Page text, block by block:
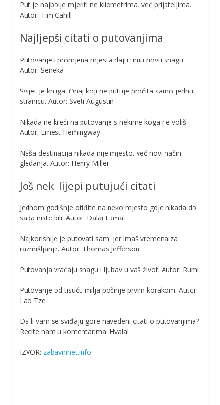
Put je najbolje mjeriti ne kilometrima, već prijateljima.
Autor: Tim Cahill
Najljepši citati o putovanjima
Putovanje i promjena mjesta daju umu novu snagu.
Autor: Seneka
Svijet je knjiga. Onaj koji ne putuje pročita samo jednu
stranicu. Autor: Sveti Augustin
Nikada ne kreći na putovanje s nekime koga ne voliš.
Autor: Ernest Hemingway
Naša destinacija nikada nije mjesto, već novi način
gledanja. Autor: Henry Miller
Još neki lijepi putujući citati
Jednom godišnje otiđite na neko mjesto gdje nikada do
sada niste bili. Autor: Dalai Lama
Najkorisnije je putovati sam, jer imaš vremena za
razmišljanje. Autor: Thomas Jefferson
Putovanja vraćaju snagu i ljubav u vaš život. Autor: Rumi
Putovanje od tisuću milja počinje prvim korakom. Autor:
Lao Tze
Da li vam se sviđaju gore navedeni citati o putovanjima?
Recite nam u komentarima. Hvala!
IZVOR: zabavninet.info